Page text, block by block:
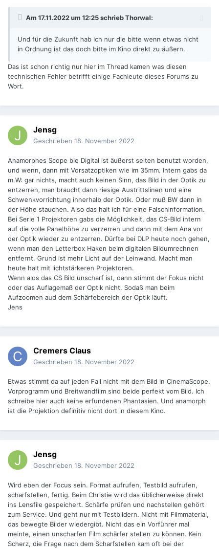
Am 17.11.2022 um 12:25 schriebThorwal:
Und für die Zukunft hab ich nur die bitte wenn etwas nicht
in Ordnung ist das doch bitte im Kino direkt zu äußern.
Das ist schon richtig nur hier im Thread kamen was diesen
technischen Fehler betrifft einige Fachleute dieses Forums zu
Wort.
Jensg
Geschrieben 18. November 2022
Anamorphes Scope bie Digital ist äußerst selten benutzt worden,
und wenn, dann mit Vorsatzoptiken wie im 35mm. Intern gabs da
m.W: gar nichts, macht auch keinen Sinn, das Bild in der Optik zu
entzerren, man braucht dann riesige Austrittslinen und eine
Schwenkvorrichtung innerhalb der Optik. Oder muß BW dann in
der Höhe stauchen. Also das halt ich für eine Falschinformation.
Bei Serie 1 Projektoren gabs die Möglichkeit, das CS-Bild intern
auf die volle Panelhöhe zu verzerren und dann mit dem Ana vor
der Optik wieder zu entzerren. Dürfte bei DLP heute noch gehen,
wenn man den Letterbox Haken beim digitalen Bildumrechnen
entfernt. Grund ist mehr Licht auf der Leinwand. Macht man
heute halt mit lichtstärkeren Projektoren.
Wenn alos das CS Bild unscharf ist, dann stimmt der Fokus nicht
oder das Auflagemaß der Optik nicht. Sodaß man beim
Aufzoomen aud dem Schärfebereich der Optik läuft.
Jens
Cremers Claus
Geschrieben 18. November 2022
Etwas stimmt da auf jeden Fall nicht mit dem Bild in CinemaScope.
Vorprogramm und Breitwandfilm sind beide perfekt vom Bild. Ich
schreibe hier auch keine erfundenen Phantasien. Und anamorph
ist die Projektion definitiv nicht dort in diesem Kino.
Jensg
Geschrieben 18. November 2022
Wird eben der Focus sein. Format aufrufen, Testbild aufrufen,
scharfstellen, fertig. Beim Christie wird das üblicherweise direkt
ins Lensfile gespeichert. Schärfe prüfen und nachstellen gehört
zum Service. Und geht nur mit Testbildern. Nicht mit Filmmaterial,
das bewegte Bilder wiedergibt. Nicht das ein Vorführer mal
meinte, einen unscharfen Film schärfer stellen zu können. Kein
Scherz, die Frage nach dem Scharfstellen kam oft bei der